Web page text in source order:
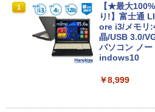
1
【★最大
り!】富士通
ore i3/メモリ
晶/USB 3.0/
パソコン ノ
indows10
￥8,999